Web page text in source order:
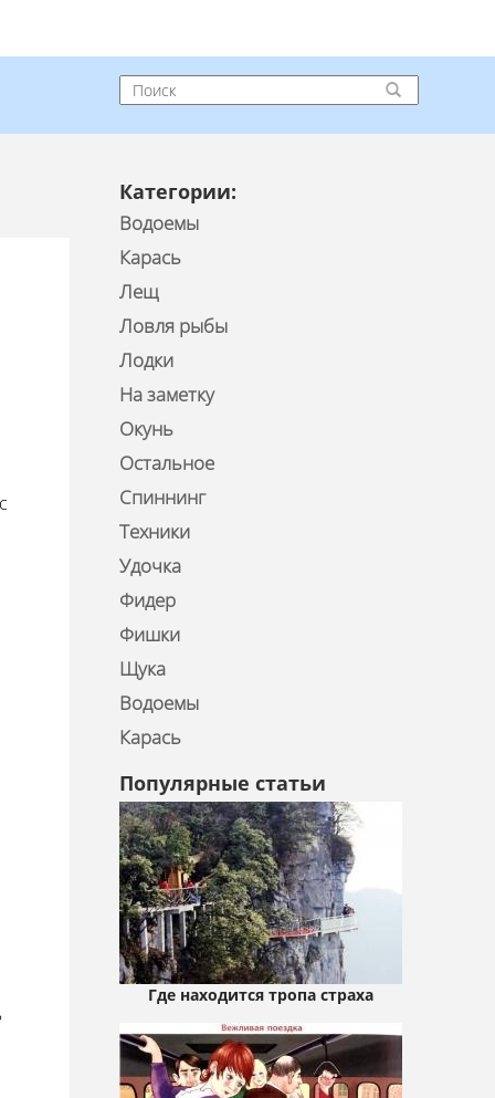
Категории:
Водоемы
Карась
Лещ
Ловля рыбы
Лодки
На заметку
Окунь
Остальное
Спиннинг
Техники
Удочка
Фидер
Фишки
Щука
Водоемы
Карась
Популярные статьи
Где находится тропа страха